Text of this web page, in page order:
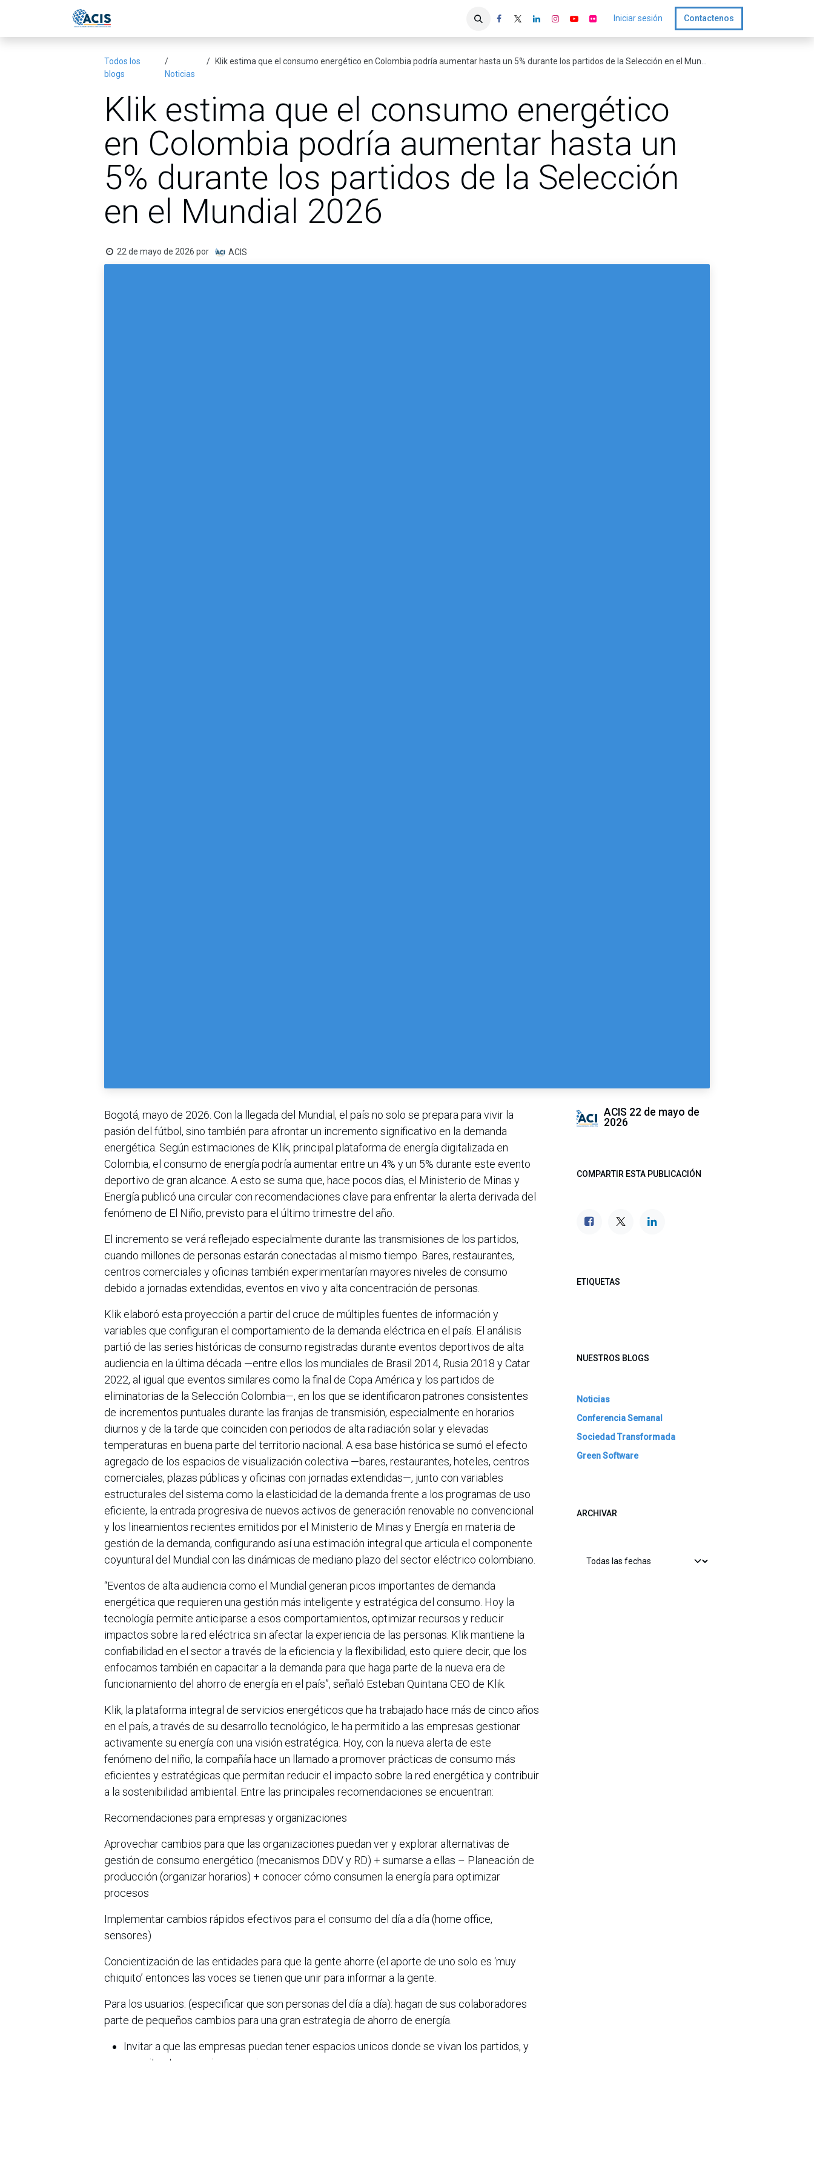
Iniciar sesión Contactenos
Todos los
blogs
Noticias
Klik estima que el consumo energético en Colombia podría aumentar hasta un 5% durante los partidos de la Selección en el Mundial 2026
Klik estima que el consumo energético
en Colombia podría aumentar hasta un
5% durante los partidos de la Selección
en el Mundial 2026
22 de mayo de 2026 por ACIS
Bogotá, mayo de 2026. Con la llegada del Mundial, el país no solo se prepara para vivir la
pasión del fútbol, sino también para afrontar un incremento significativo en la demanda
energética. Según estimaciones de Klik, principal plataforma de energía digitalizada en
Colombia, el consumo de energía podría aumentar entre un 4% y un 5% durante este evento
deportivo de gran alcance. A esto se suma que, hace pocos días, el Ministerio de Minas y
Energía publicó una circular con recomendaciones clave para enfrentar la alerta derivada del
fenómeno de El Niño, previsto para el último trimestre del año.
El incremento se verá reflejado especialmente durante las transmisiones de los partidos,
cuando millones de personas estarán conectadas al mismo tiempo. Bares, restaurantes,
centros comerciales y oficinas también experimentarían mayores niveles de consumo
debido a jornadas extendidas, eventos en vivo y alta concentración de personas.
Klik elaboró esta proyección a partir del cruce de múltiples fuentes de información y
variables que configuran el comportamiento de la demanda eléctrica en el país. El análisis
partió de las series históricas de consumo registradas durante eventos deportivos de alta
audiencia en la última década —entre ellos los mundiales de Brasil 2014, Rusia 2018 y Catar
2022, al igual que eventos similares como la final de Copa América y los partidos de
eliminatorias de la Selección Colombia—, en los que se identificaron patrones consistentes
de incrementos puntuales durante las franjas de transmisión, especialmente en horarios
diurnos y de la tarde que coinciden con periodos de alta radiación solar y elevadas
temperaturas en buena parte del territorio nacional. A esa base histórica se sumó el efecto
agregado de los espacios de visualización colectiva —bares, restaurantes, hoteles, centros
comerciales, plazas públicas y oficinas con jornadas extendidas—, junto con variables
estructurales del sistema como la elasticidad de la demanda frente a los programas de uso
eficiente, la entrada progresiva de nuevos activos de generación renovable no convencional
y los lineamientos recientes emitidos por el Ministerio de Minas y Energía en materia de
gestión de la demanda, configurando así una estimación integral que articula el componente
coyuntural del Mundial con las dinámicas de mediano plazo del sector eléctrico colombiano.
“Eventos de alta audiencia como el Mundial generan picos importantes de demanda
energética que requieren una gestión más inteligente y estratégica del consumo. Hoy la
tecnología permite anticiparse a esos comportamientos, optimizar recursos y reducir
impactos sobre la red eléctrica sin afectar la experiencia de las personas. Klik mantiene la
confiabilidad en el sector a través de la eficiencia y la flexibilidad, esto quiere decir, que los
enfocamos también en capacitar a la demanda para que haga parte de la nueva era de
funcionamiento del ahorro de energía en el país”, señaló Esteban Quintana CEO de Klik.
Klik, la plataforma integral de servicios energéticos que ha trabajado hace más de cinco años
en el país, a través de su desarrollo tecnológico, le ha permitido a las empresas gestionar
activamente su energía con una visión estratégica. Hoy, con la nueva alerta de este
fenómeno del niño, la compañía hace un llamado a promover prácticas de consumo más
eficientes y estratégicas que permitan reducir el impacto sobre la red energética y contribuir
a la sostenibilidad ambiental. Entre las principales recomendaciones se encuentran:
Recomendaciones para empresas y organizaciones
Aprovechar cambios para que las organizaciones puedan ver y explorar alternativas de
gestión de consumo energético (mecanismos DDV y RD) + sumarse a ellas – Planeación de
producción (organizar horarios) + conocer cómo consumen la energía para optimizar
procesos
Implementar cambios rápidos efectivos para el consumo del día a día (home office,
sensores)
Concientización de las entidades para que la gente ahorre (el aporte de uno solo es ‘muy
chiquito’ entonces las voces se tienen que unir para informar a la gente.
Para los usuarios: (especificar que son personas del día a día): hagan de sus colaboradores
parte de pequeños cambios para una gran estrategia de ahorro de energía.
Invitar a que las empresas puedan tener espacios unicos donde se vivan los partidos, y
se eviten tener varias conexiones
ACIS 22 de mayo de
2026
COMPARTIR ESTA PUBLICACIÓN
ETIQUETAS
NUESTROS BLOGS
Noticias
Conferencia Semanal
Sociedad Transformada
Green Software
ARCHIVAR